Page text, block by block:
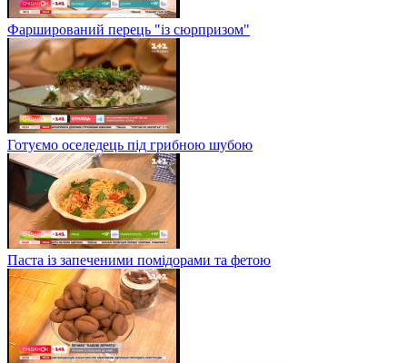
Фарширований перець "із сюрпризом"
Готуємо оселедець під грибною шубою
Паста із запеченими помідорами та фетою